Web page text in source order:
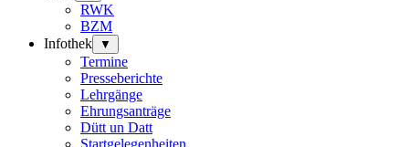
RWK
BZM
Infothek
▼
Termine
Presseberichte
Lehrgänge
Ehrungsanträge
Dütt un Datt
Startgelegenheiten